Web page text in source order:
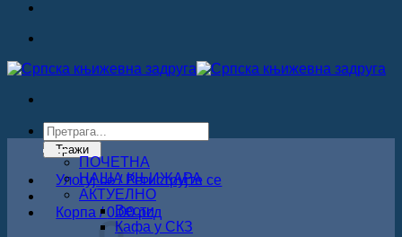
Products
search
Тражи
Улогуј се / Региструјте се
Корпа /0.00рсд
ПОЧЕТНА
НАША КЊИЖАРА
АКТУЕЛНО
Вести
Кафа у СКЗ